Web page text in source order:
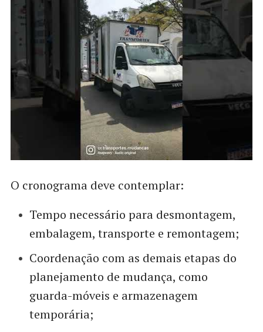
O cronograma deve contemplar:
Tempo necessário para desmontagem,
embalagem, transporte e remontagem;
Coordenação com as demais etapas do
planejamento de mudança, como
guarda-móveis e armazenagem
temporária;